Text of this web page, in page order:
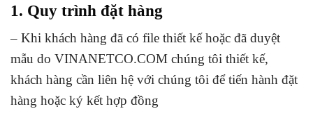
1. Quy trình đặt hàng
– Khi khách hàng đã có file thiết kế hoặc đã duyệt
mẫu do VINANETCO.COM chúng tôi thiết kế,
khách hàng cần liên hệ với chúng tôi để tiến hành đặt
hàng hoặc ký kết hợp đồng